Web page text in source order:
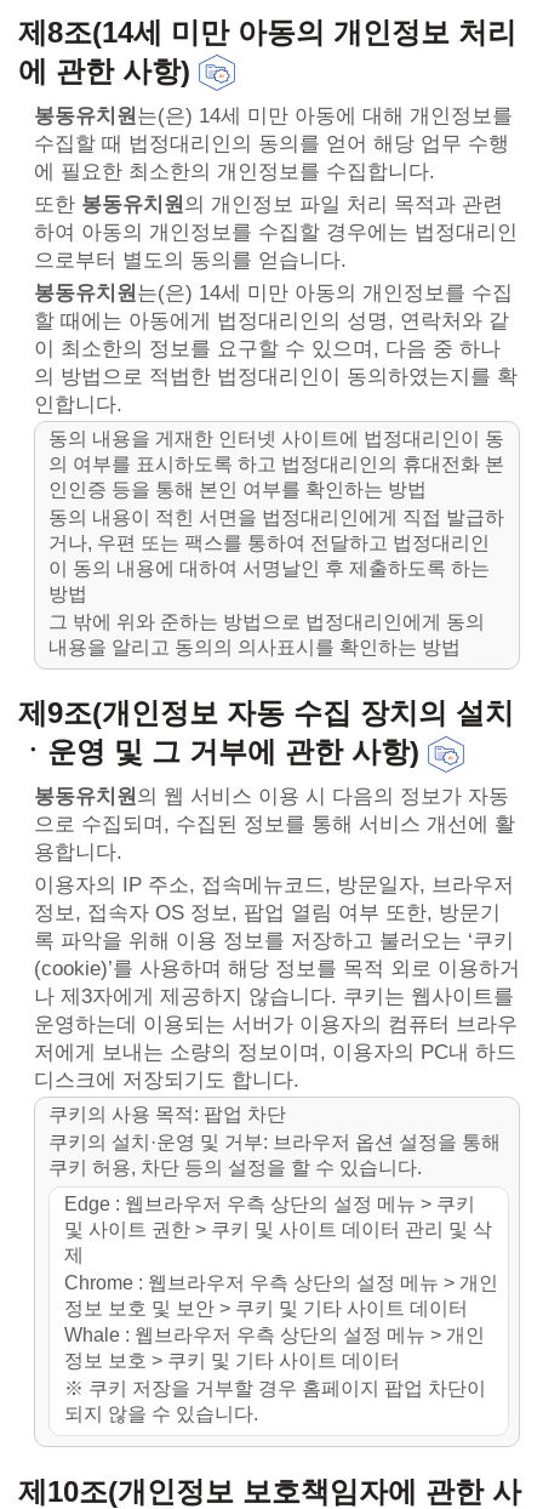
제8조(14세 미만 아동의 개인정보 처리
에 관한 사항)
봉동유치원 는(은) 14세 미만 아동에 대해 개인정보를
수집할 때 법정대리인의 동의를 얻어 해당 업무 수행
에 필요한 최소한의 개인정보를 수집합니다.
또한 봉동유치원 의 개인정보 파일 처리 목적과 관련
하여 아동의 개인정보를 수집할 경우에는 법정대리인
으로부터 별도의 동의를 얻습니다.
봉동유치원 는(은) 14세 미만 아동의 개인정보를 수집
할 때에는 아동에게 법정대리인의 성명, 연락처와 같
이 최소한의 정보를 요구할 수 있으며, 다음 중 하나
의 방법으로 적법한 법정대리인이 동의하였는지를 확
인합니다.
동의 내용을 게재한 인터넷 사이트에 법정대리인이 동
의 여부를 표시하도록 하고 법정대리인의 휴대전화 본
인인증 등을 통해 본인 여부를 확인하는 방법
동의 내용이 적힌 서면을 법정대리인에게 직접 발급하
거나, 우편 또는 팩스를 통하여 전달하고 법정대리인
이 동의 내용에 대하여 서명날인 후 제출하도록 하는
방법
그 밖에 위와 준하는 방법으로 법정대리인에게 동의
내용을 알리고 동의의 의사표시를 확인하는 방법
제9조(개인정보 자동 수집 장치의 설치
ㆍ운영 및 그 거부에 관한 사항)
봉동유치원의 웹 서비스 이용 시 다음의 정보가 자동
으로 수집되며, 수집된 정보를 통해 서비스 개선에 활
용합니다.
이용자의 IP 주소, 접속메뉴코드, 방문일자, 브라우저
정보, 접속자 OS 정보, 팝업 열림 여부 또한, 방문기
록 파악을 위해 이용 정보를 저장하고 불러오는 ‘쿠키
(cookie)’를 사용하며 해당 정보를 목적 외로 이용하거
나 제3자에게 제공하지 않습니다. 쿠키는 웹사이트를
운영하는데 이용되는 서버가 이용자의 컴퓨터 브라우
저에게 보내는 소량의 정보이며, 이용자의 PC내 하드
디스크에 저장되기도 합니다.
쿠키의 사용 목적: 팝업 차단
쿠키의 설치·운영 및 거부: 브라우저 옵션 설정을 통해
쿠키 허용, 차단 등의 설정을 할 수 있습니다.
Edge : 웹브라우저 우측 상단의 설정 메뉴 > 쿠키
및 사이트 권한 > 쿠키 및 사이트 데이터 관리 및 삭
제
Chrome : 웹브라우저 우측 상단의 설정 메뉴 > 개인
정보 보호 및 보안 > 쿠키 및 기타 사이트 데이터
Whale : 웹브라우저 우측 상단의 설정 메뉴 > 개인
정보 보호 > 쿠키 및 기타 사이트 데이터
※ 쿠키 저장을 거부할 경우 홈페이지 팝업 차단이
되지 않을 수 있습니다.
제10조(개인정보 보호책임자에 관한 사